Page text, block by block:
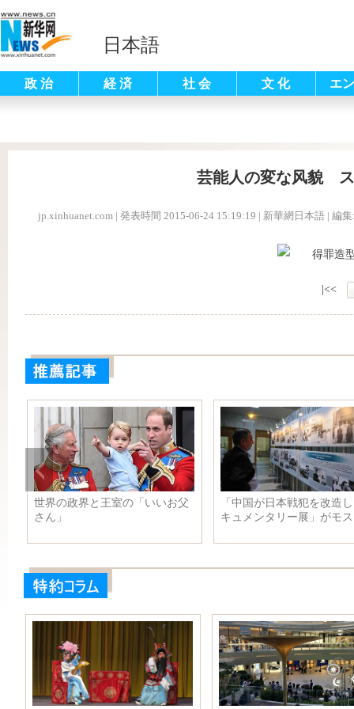
日本語
政 治 経 済 社 会 文 化 エ
芸能人の変な风貌
jp.xinhuanet.com | 発表時間 2015-06-24 15:19:19 | 新華網日本語 | 編
|<<
世界の政界と王室の「いいお父
さん」
「中国が日本戦犯を改造
キュメンタリー展」がモ